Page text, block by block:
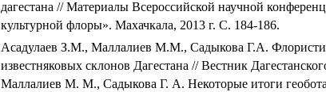
дагестана // Материалы Всероссийской научной
культурной флоры». Махачкала, 2013 г. С. 184-186.
Асадулаев З.М., Маллалиев М.М., Садыкова Г.А.
известняковых склонов Дагестана // Вестник
Маллалиев М. М., Садыкова Г. А. Некоторые итоги